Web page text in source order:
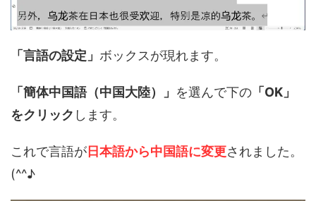
「言語の設定」 ボックスが現れます。
「簡体中国語（中国大陸）」 を選んで下の 「OK」
をクリック します。
これで言語が日本語から中国語に変更されました。
(^^♪